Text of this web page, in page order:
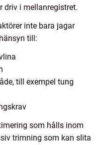
driv i mellanregistret.
inte bara jagar
till:
till exempel tung
som hålls inom
trimning som kan slita